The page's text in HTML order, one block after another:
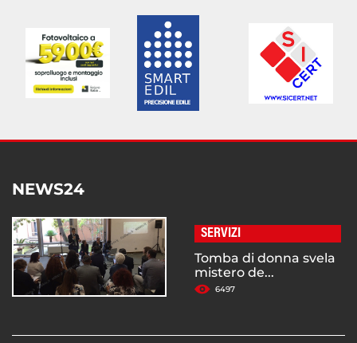
NEWS24
SERVIZI
Tomba di donna svela
mistero de...
6497